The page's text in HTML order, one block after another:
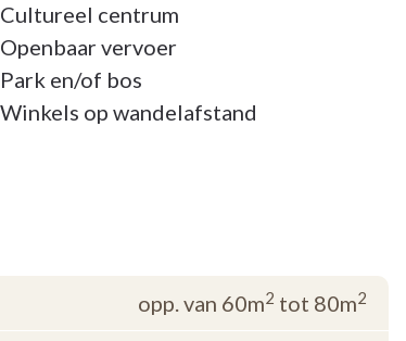
Cultureel centrum
Openbaar vervoer
Park en/of bos
Winkels op wandelafstand
opp. van 60m2 tot 80m2